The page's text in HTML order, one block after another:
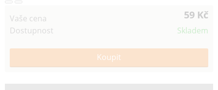
Vaše cena 59 Kč
Dostupnost Skladem